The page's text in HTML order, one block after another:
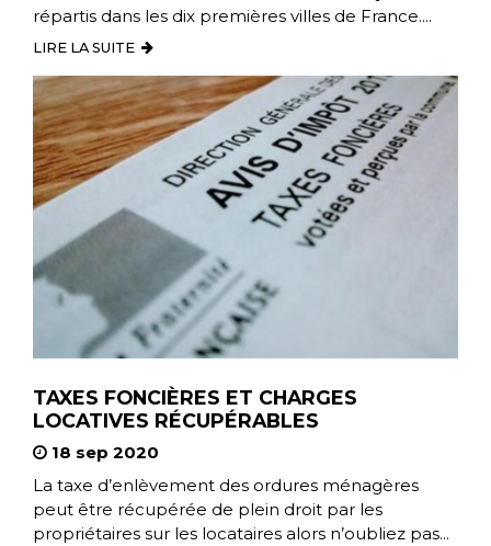
répartis dans les dix premières villes de France....
LIRE LA SUITE
TAXES FONCIÈRES ET CHARGES
LOCATIVES RÉCUPÉRABLES
18 sep 2020
La taxe d’enlèvement des ordures ménagères
peut être récupérée de plein droit par les
propriétaires sur les locataires alors n’oubliez pas...